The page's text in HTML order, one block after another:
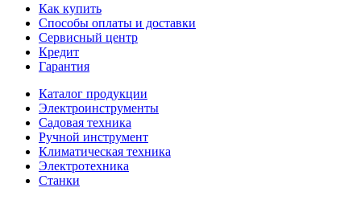
Как купить
Способы оплаты и доставки
Сервисный центр
Кредит
Гарантия
Каталог продукции
Электроинструменты
Садовая техника
Ручной инструмент
Климатическая техника
Электротехника
Станки